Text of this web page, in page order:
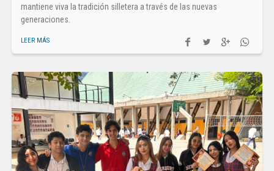
mantiene viva la tradición silletera a través de las nuevas
generaciones.
LEER MÁS